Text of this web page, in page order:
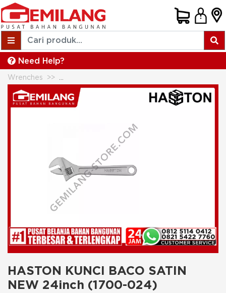
Need Help?
Wrenches
HASTON KUNCI BACO SATIN
NEW 24inch (1700-024)